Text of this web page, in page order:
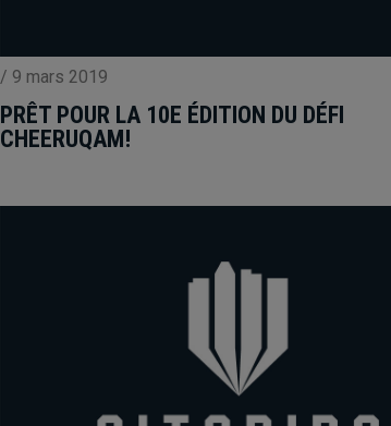
/ 9 mars 2019
PRÊT POUR LA 10E ÉDITION DU DÉFI
CHEERUQAM!